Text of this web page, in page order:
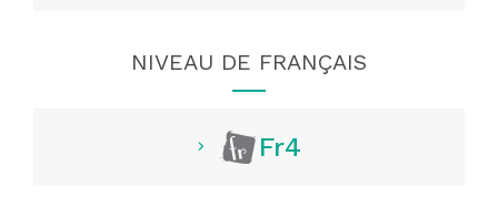
NIVEAU DE FRANÇAIS
Fr4